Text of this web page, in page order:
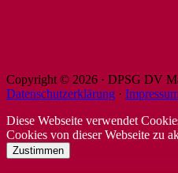
Copyright © 2026 · DPSG DV
Datenschutzerklärung ·
Diese Webseite verwendet
Cookies von dieser Webseite zu
Zustimmen